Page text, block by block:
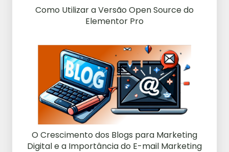
Como Utilizar a Versão Open Source do
Elementor Pro
O Crescimento dos Blogs para Marketing
Digital e a Importância do E-mail Marketing